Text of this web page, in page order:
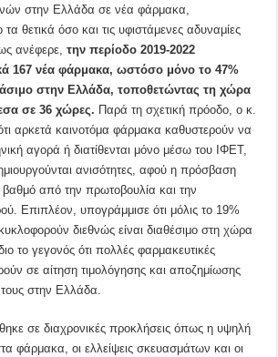
στην Ελλάδα σε νέα φάρμακα,
θετικά όσο και τις υφιστάμενες αδυναμίες
ανέφερε,την περίοδο 2019-2022
167 νέα φάρμακα, ωστόσο μόνο το 47%
στην Ελλάδα, τοποθετώντας τη χώρα
σε 36 χώρες. Παρά τη σχετική πρόοδο, ο κ.
αρκετά καινοτόμα φάρμακα καθυστερούν να
αγορά ή διατίθενται μόνο μέσω του ΙΦΕΤ,
ανισότητες, αφού η πρόσβαση
βαθμό από την πρωτοβουλία και την
Επιπλέον, υπογράμμισε ότι μόλις το 19%
διεθνώς είναι διαθέσιμο στη χώρα
το γεγονός ότι πολλές φαρμακευτικές
σε αίτηση τιμολόγησης και αποζημίωσης
στην Ελλάδα.
σε διαχρονικές προκλήσεις όπως η υψηλή
φάρμακα, οι ελλείψεις σκευασμάτων και οι